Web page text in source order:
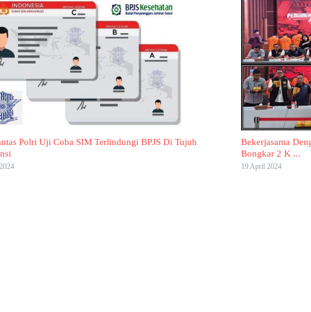
Polri Uji Coba SIM Terlindungi BPJS Di Tujuh
Bekerjasama
Bongkar 2 K ...
19 April 2024